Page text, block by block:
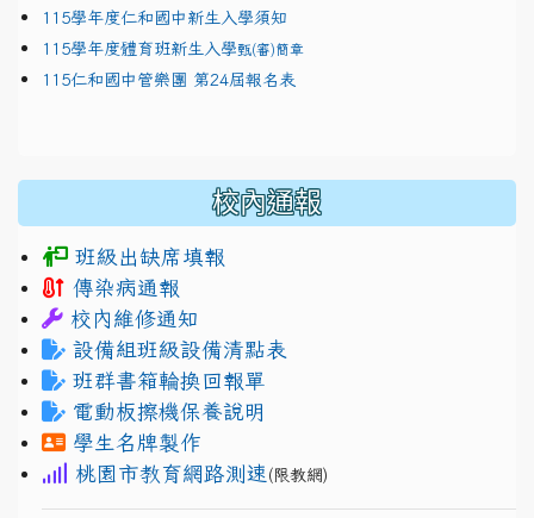
115學年度仁和國中新生入學須知
115學年度體育班新生入學甄(審)簡章
115仁和國中管樂團 第24屆報名表
校內通報
班級出缺席填報
傳染病通報
校內維修通知
設備組班級設備清點表
班群書箱輪換回報單
電動板擦機保養說明
學生名牌製作
桃園市教育網路測速 (限教網)